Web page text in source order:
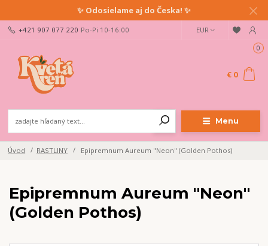
✨ Odosielame aj do Česka! ✨
Menu
EUR
+421 907 077 220 Po-Pi 10-16:00
0
€ 0
Úvod RASTLINY Epipremnum Aureum "Neon" (Golden Pothos)
Epipremnum Aureum "Neon"
(Golden Pothos)